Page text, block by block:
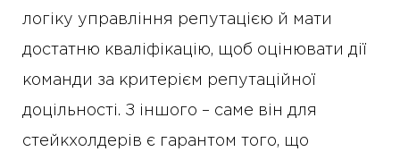
логіку управління репутацією й мати
достатню кваліфікацію, щоб оцінювати дії
команди за критерієм репутаційної
доцільності. З іншого – саме він для
стейкхолдерів є гарантом того, що